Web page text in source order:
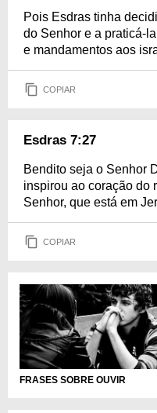
Pois Esdras tinha
do Senhor e a praticá-
e mandamentos aos
COPIAR
Esdras 7:27
Bendito seja o Senhor
inspirou ao coração do
Senhor, que está em
COPIAR
FRASES SOBRE OUVIR